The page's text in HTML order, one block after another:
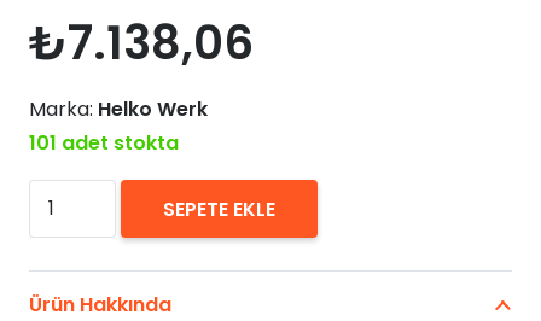
₺7.138,06
Marka: Helko Werk
101 adet stokta
Helko
Werk
36cm
SEPETE EKLE
Ürün Hakkında